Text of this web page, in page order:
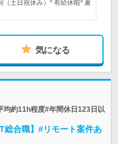
（土日祝休み）* 有給休暇* 夏
気になる
約11h程度#年間休日123日以
総合職】#リモート案件あ